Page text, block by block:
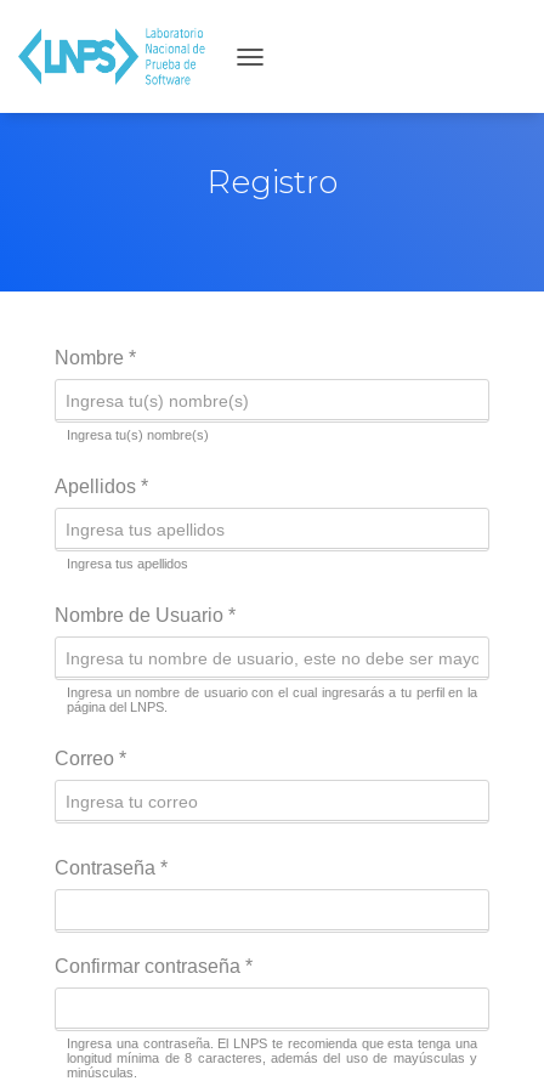
E
V
E
C
I
Ó
Registro
Nombre *
Ingresa tu(s) nombre(s)
Apellidos *
Ingresa tus apellidos
Nombre de Usuario *
Ingresa un nombre de usuario con el cual ingresarás a tu perfil en la
página del LNPS.
Correo *
Contraseña *
Confirmar contraseña *
Ingresa una contraseña. El LNPS te recomienda que esta tenga una
longitud mínima de 8 caracteres, además del uso de mayúsculas y
minúsculas.